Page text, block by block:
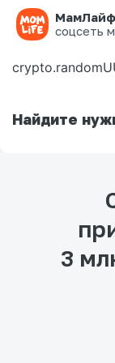
МамЛайф
соцсеть
Ошибка
Найдите
3